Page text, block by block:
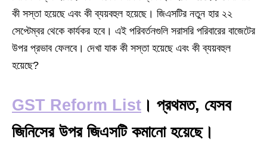
কী সস্তা হয়েছে এবং কী ব্যয়বহুল হয়েছে। জিএসটির নতুন হার ২২
সেপ্টেম্বর থেকে কার্যকর হবে। এই পরিবর্তনগুলি সরাসরি পরিবারের বাজেটের
উপর প্রভাব ফেলবে। দেখা যাক কী সস্তা হয়েছে এবং কী ব্যয়বহুল
হয়েছে?
GST Reform List । প্রথমত, যেসব
জিনিসের উপর জিএসটি কমানো হয়েছে।